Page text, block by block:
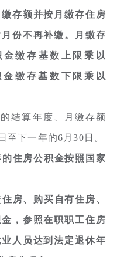
存额并按月缴存住房
份不再补缴。月缴存
缴存基数上限乘以
缴存基数下限乘以
结算年度、月缴存额
至下一年的6月30日。
住房公积金按照国家
房、购买自有住房、
，参照在职职工住房
人员达到法定退休年